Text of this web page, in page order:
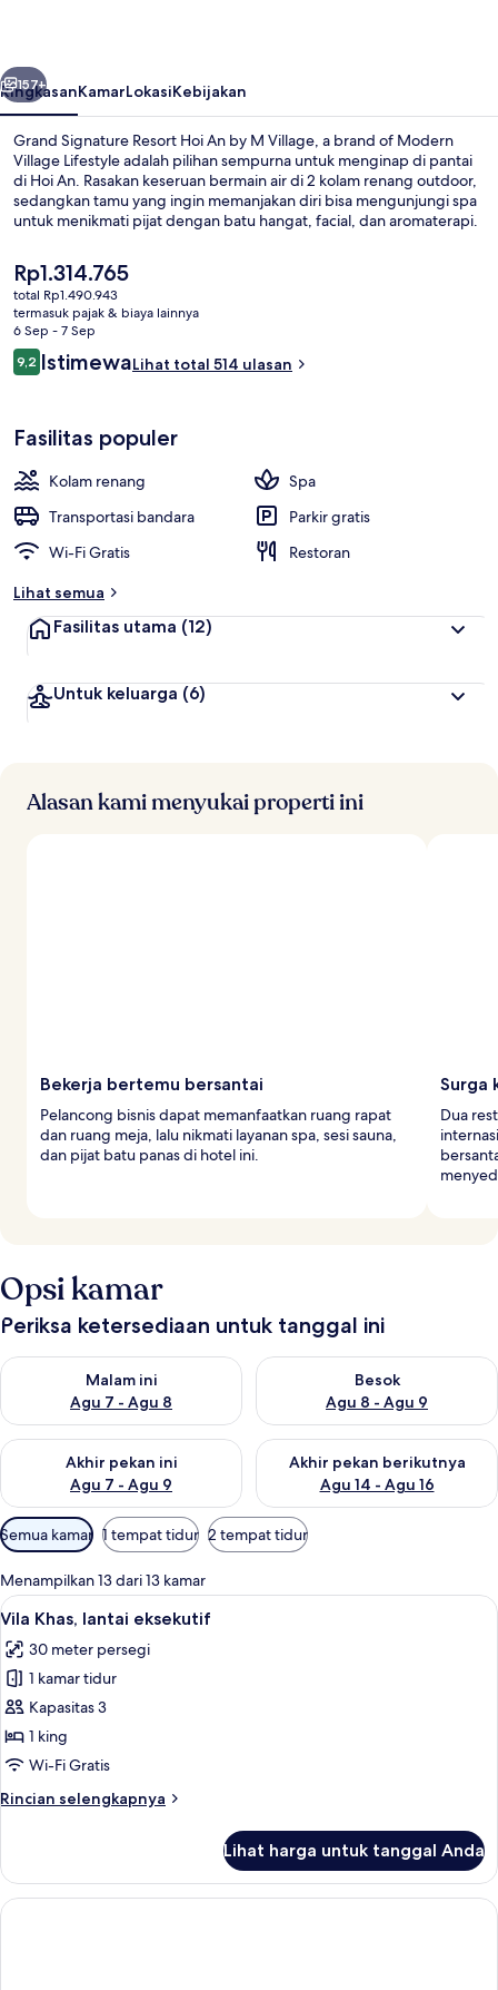
by
M
Village,
brand
Modern
Village
Lifestyle
Berikutnya
157+
RingkasanKamarLokasiKebijakan
Grand Signature Resort Hoi An by M Village, a brand of Modern
Village Lifestyle adalah pilihan sempurna untuk menginap di pantai
di Hoi An. Rasakan keseruan bermain air di 2 kolam renang outdoor,
sedangkan tamu yang ingin memanjakan diri bisa mengunjungi spa
untuk menikmati pijat dengan batu hangat, facial, dan aromaterapi.
makanan laut serta buka untuk sarapan, makan siang, dan makan
malam. Keunggulan lainnya meliputi klub anak gratis, bar/lounge,
dan pusat kebugaran. Para traveler terkesan dengan staf.
Harga
saat
ini
Rp1.314.765
Rp1.314.765
total Rp1.490.943
termasuk pajak & biaya lainnya
6 Sep - 7 Sep
Ulasan
9,29,2 dari 10
IstimewaLihat total 514 ulasan
Fasilitas populer
Kolam renang
Spa
Transportasi bandara
Parkir gratis
Wi-Fi Gratis
Restoran
Lihat semua
Fasilitas utama (12)
Untuk keluarga (6)
Alasan kami menyukai properti ini
Bekerja bertemu bersantai
Pelancong bisnis dapat memanfaatkan ruang rapat
dan ruang meja, lalu nikmati layanan spa, sesi sauna,
dan pijat batu panas di hotel ini.
Surga
Dua
Opsi kamar
Periksa ketersediaan untuk tanggal ini
Malam ini
Agu 7 - Agu 8
Periksa ketersediaan untuk malam ini Agu 7 - Agu 8
Besok
Agu 8 - Agu 9
Periksa ketersediaan untuk
Akhir pekan ini
Agu 7 - Agu 9
Periksa ketersediaan untuk akhir pekan ini Agu 7 - Agu 9
Akhir pekan berikutnya
Agu 14 - Agu 16
Periksa ketersediaan untuk
Filter
tersedia
untuk
kamar
Semua kamar 1 tempat tidur 2 tempat tidur
Menampilkan 13 dari 13 kamar
Lihat
semua
foto
untuk
Vila
Khas,
lantai
1 kamar tidur, selimut bulu angsa,
7
Vila Khas, lantai eksekutif
30 meter persegi
1 kamar tidur
Kapasitas 3
1 king
Wi-Fi Gratis
Rincian selengkapnya
Rincian
Vila
Khas,
lantai
Lihat harga untuk tanggal Anda